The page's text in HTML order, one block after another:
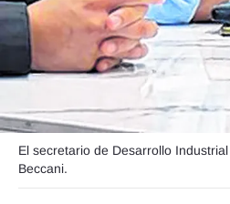
El secretario de Desarrollo
Beccani.